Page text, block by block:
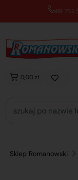
89 762
0,00 zł
Sklep Romanowski